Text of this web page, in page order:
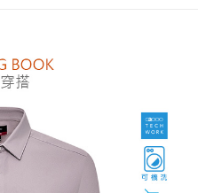
後，將跳轉至「AFTEE先享後付」
即可完成結帳。
簡訊。
簡訊中的連結，可透過四大超商／
方視為交易完成。
費，但若您需要取消訂單，請聯絡
單仍視為有效，需透過AFTEE先享
」之結帳頁面顯示為準，若有關於
運費